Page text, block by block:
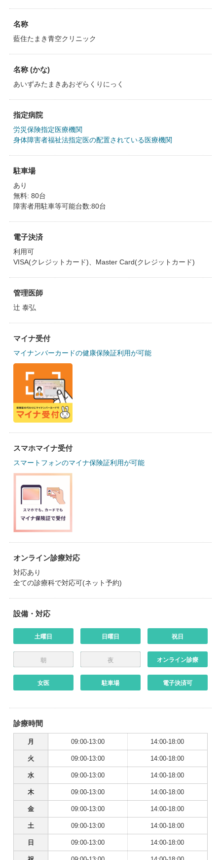
名称
藍住たまき青空クリニック
名称 (かな)
あいずみたまきあおぞらくりにっく
指定病院
労災保険指定医療機関
身体障害者福祉法指定医の配置されている医療機関
駐車場
あり
無料: 80台
障害者用駐車等可能台数:80台
電子決済
利用可
VISA(クレジットカード)、Master Card(クレジットカード)
管理医師
辻 泰弘
マイナ受付
マイナンバーカードの健康保険証利用が可能
スマホマイナ受付
スマートフォンのマイナ保険証利用が可能
オンライン診療対応
対応あり
全ての診療科で対応可(ネット予約)
設備・対応
土曜日 日曜日 祝日
朝 夜 オンライン診療
女医 駐車場 電子決済可
診療時間
月 09:00-13:00 14:00-18:00
火 09:00-13:00 14:00-18:00
水 09:00-13:00 14:00-18:00
木 09:00-13:00 14:00-18:00
金 09:00-13:00 14:00-18:00
土 09:00-13:00 14:00-18:00
日 09:00-13:00 14:00-18:00